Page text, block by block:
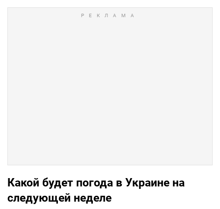
Какой будет погода в Украине на
следующей неделе